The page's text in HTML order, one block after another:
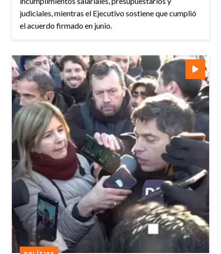
judiciales, mientras el Ejecutivo sostiene que cumplió
el acuerdo firmado en junio.